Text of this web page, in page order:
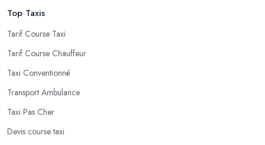
Top Taxis
Tarif Course Taxi
Tarif Course Chauffeur
Taxi Conventionné
Transport Ambulance
Taxi Pas Cher
Devis course taxi